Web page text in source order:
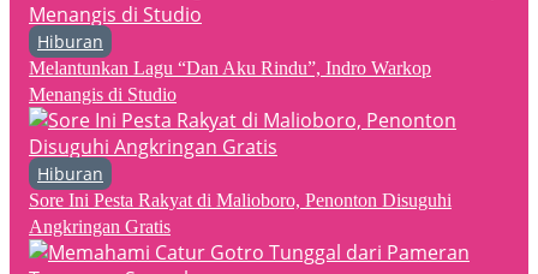
Hiburan
Melantunkan Lagu “Dan Aku Rindu”, Indro Warkop
Menangis di Studio
Hiburan
Sore Ini Pesta Rakyat di Malioboro, Penonton Disuguhi
Angkringan Gratis